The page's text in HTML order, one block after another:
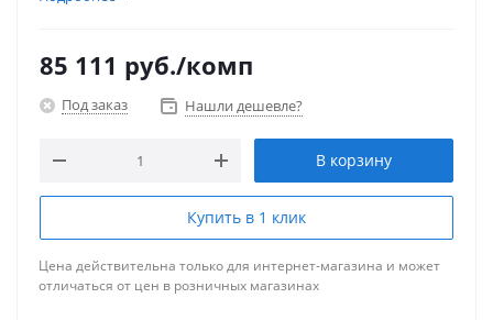
85 111 руб./комп
Под заказ Нашли дешевле?
В корзину
Купить в 1 клик
Цена действительна только для интернет-магазина и может
отличаться от цен в розничных магазинах